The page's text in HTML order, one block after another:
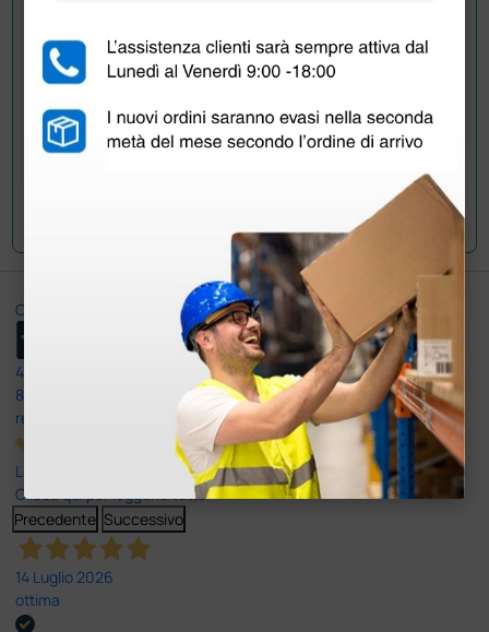
Ottimo
4,6
8.330
recensioni
Le nostre recensioni a 4 e 5 stelle.
Clicca qui per leggerle tutte >
Precedente Successivo
14 Luglio 2026
ottima